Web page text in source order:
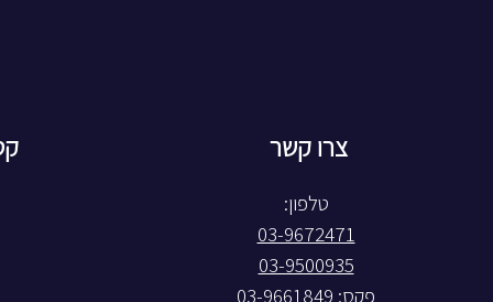
צרו קשר
טלפון:
03-9672471
03-9500935
פקס: 03-9661849